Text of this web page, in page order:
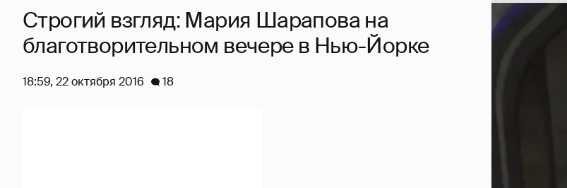
Строгий взгляд: Мария Шарапова на
благотворительном вечере в Нью-Йорке
18:59, 22 октября 2016 18